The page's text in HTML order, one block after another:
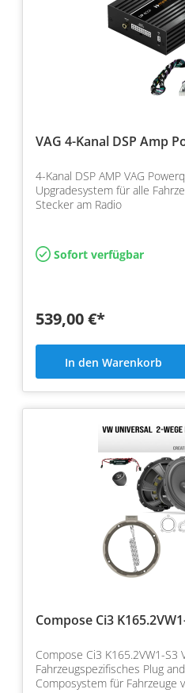
VAG 4-Kanal DSP Amp
4-Kanal DSP AMP VAG
Upgradesystem für alle
Stecker am Radio
Sofort verfügbar
539,00 €*
In den Warenkorb
Compose Ci3
Compose Ci3 K165.2VW1-S3
Fahrzeugspezifisches Plug
Composystem für Fahrzeuge